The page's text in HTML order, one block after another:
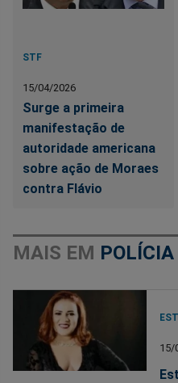
STF
15/04/2026
Surge a primeira
manifestação de
autoridade americana
sobre ação de Moraes
contra Flávio
MAIS EM POLÍCIA
15/